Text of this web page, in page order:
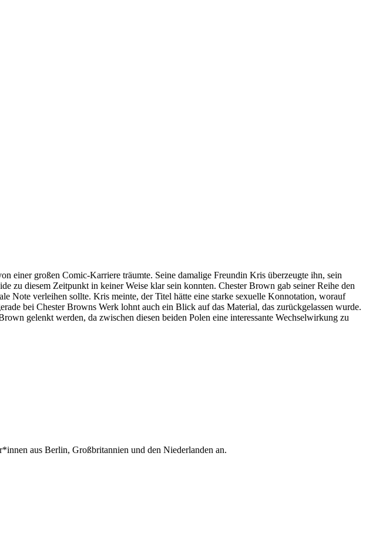
einer großen Comic-Karriere träumte. Seine damalige Freundin Kris überzeugte ihn, sein
zu diesem Zeitpunkt in keiner Weise klar sein konnten. Chester Brown gab seiner Reihe den
Note verleihen sollte. Kris meinte, der Titel hätte eine starke sexuelle Konnotation, worauf
bei Chester Browns Werk lohnt auch ein Blick auf das Material, das zurückgelassen wurde.
gelenkt werden, da zwischen diesen beiden Polen eine interessante Wechselwirkung zu
aus Berlin, Großbritannien und den Niederlanden an.